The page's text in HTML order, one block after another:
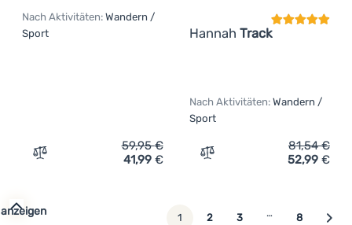
Nach Aktivitäten: Wandern /
Sport
Zum Vergleich 'Herrenshorts Hannah Binders Shorts'
59,95€
41,99 €
Hannah Track
Nach Aktivitäten: Wandern /
Sport
Zum Vergleich
81,54€
52,99 €
1 2 3 … 8 weiter